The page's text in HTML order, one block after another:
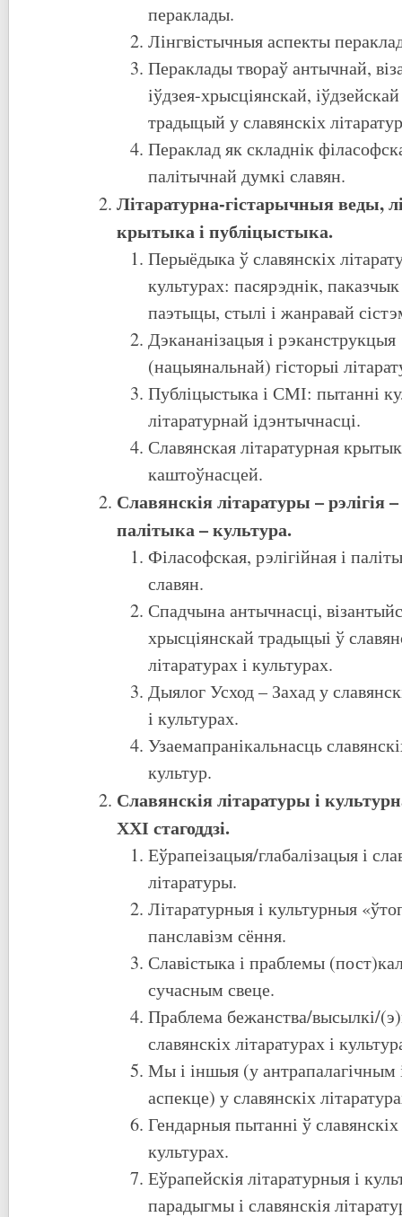
пераклады.
Лінгвістычныя аспекты
Пераклады твораў антычнай,
іўдзея-хрысціянскай,
традыцый у славянскіх
Пераклад як складнік
палітычнай думкі славян.
Літаратурна-гістарычныя веды,
крытыка і публіцыстыка.
Перыёдыка ў славянскіх
культурах: пасярэднік,
паэтыцы, стылі і жанравай
Дэкананізацыя і рэканструкцыя
(нацыянальнай) гісторыі
Публіцыстыка і СМІ: пытанні
літаратурнай ідэнтычнасці.
Славянская літаратурная
каштоўнасцей.
Славянскія літаратуры – рэлігія
палітыка – культура.
Філасофская, рэлігійная і
славян.
Спадчына антычнасці,
хрысціянскай традыцыі ў
літаратурах і культурах.
Дыялог Усход – Захад у
і культурах.
Узаемапранікальнасць
культур.
Славянскія літаратуры і
ХХІ стагоддзі.
Еўрапеізацыя/глабалізацыя і
літаратуры.
Літаратурныя і культурныя
панславізм сёння.
Славістыка і праблемы
сучасным свеце.
Праблема бежанства/высылкі/
славянскіх літаратурах і
Мы і іншыя (у антрапалагічным
аспекце) у славянскіх
Гендарныя пытанні ў славянскіх
культурах.
Еўрапейскія літаратурныя і
парадыгмы і славянскія